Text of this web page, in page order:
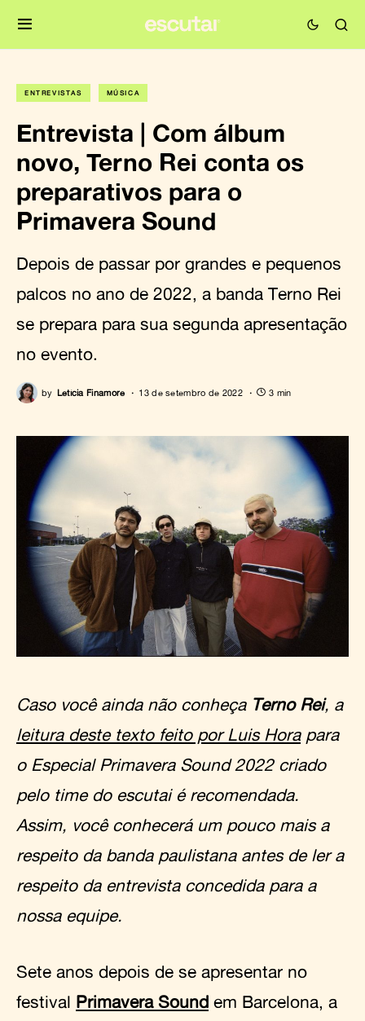
ENTREVISTAS MÚSICA
Entrevista | Com álbum
novo, Terno Rei conta os
preparativos para o
Primavera Sound
Depois de passar por grandes e pequenos
palcos no ano de 2022, a banda Terno Rei
se prepara para sua segunda apresentação
no evento.
by Letícia Finamore 13 de setembro de 2022 3 min
Caso você ainda não conheça Terno Rei, a
leitura deste texto feito por Luis Horapara
o Especial Primavera Sound 2022 criado
pelo time do escutai é recomendada.
Assim, você conhecerá um pouco mais a
respeito da banda paulistana antes de ler a
respeito da entrevista concedida para a
nossa equipe.
Sete anos depois de se apresentar no
festival Primavera Sound em Barcelona, a